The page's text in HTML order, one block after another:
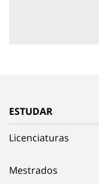
ESTUDAR
Licenciaturas
Mestrados